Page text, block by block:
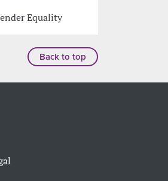
Equality
Back to top